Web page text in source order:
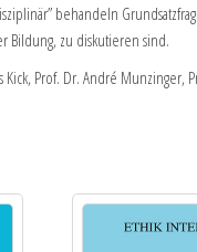
behandeln
Bildung, zu diskutieren sind.
Prof. Dr. André Munzinger,